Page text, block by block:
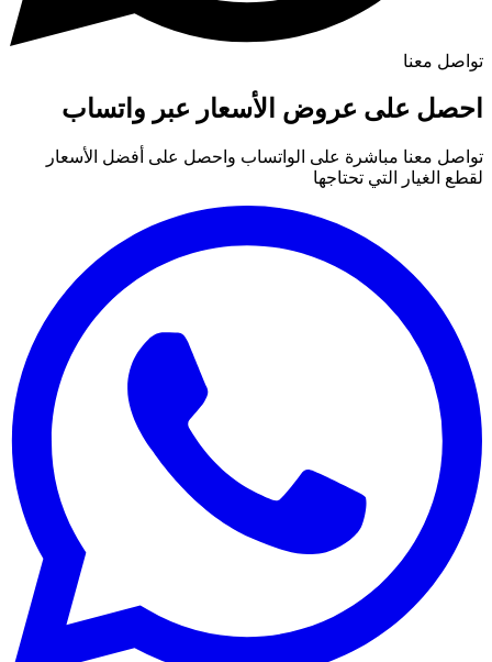
تواصل معنا
احصل على عروض الأسعار عبر واتساب
تواصل معنا مباشرة على الواتساب واحصل على أفضل الأسعار
لقطع الغيار التي تحتاجها